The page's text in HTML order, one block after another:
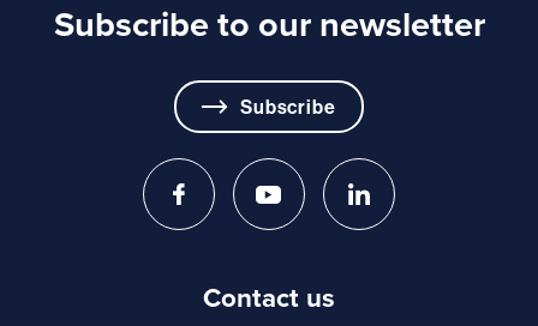
Subscribe to our newsletter
Subscribe
Contact us